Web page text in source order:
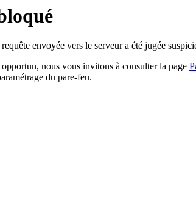
envoyée vers le serveur a été jugée
nous vous invitons à consulter la page
du pare-feu.